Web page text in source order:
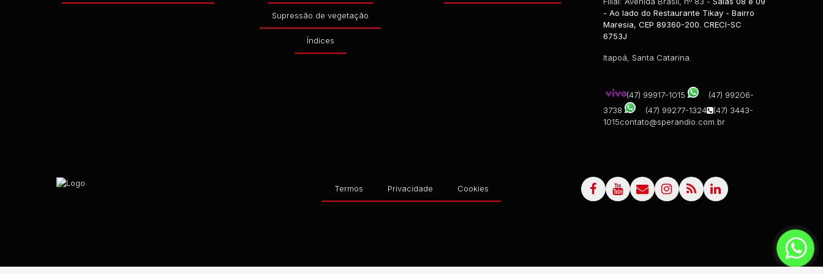
Supressão de vegetação
Índices
- Ao lado do Restaurante Tikay - Bairro
Maresia, CEP 89360-200. CRECI-SC
6753J
Itapoá, Santa Catarina.
(47) 99917-1015
(47) 99206-
3738
(47) 99277-1324
(47) 3443-
1015contato@sperandio.com.br
Termos Privacidade Cookies